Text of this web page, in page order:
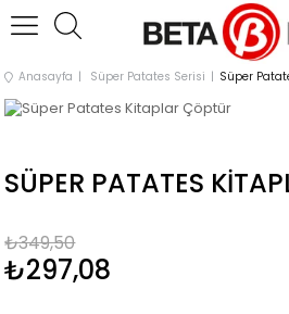
Anasayfa Süper Patates Serisi Süper
SÜPER PATATES
₺349,50
₺297,08